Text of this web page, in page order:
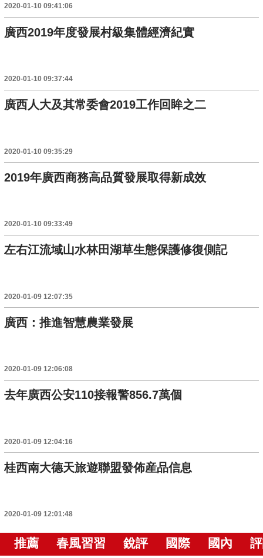
2020-01-10 09:41:06
廣西2019年度發展村級集體經濟紀實
2020-01-10 09:37:44
廣西人大及其常委會2019工作回眸之二
2020-01-10 09:35:29
2019年廣西商務高品質發展取得新成效
2020-01-10 09:33:49
左右江流域山水林田湖草生態保護修復側記
2020-01-09 12:07:35
廣西：推進智慧農業發展
2020-01-09 12:06:08
去年廣西公安110接報警856.7萬個
2020-01-09 12:04:16
桂西南大德天旅遊聯盟發佈産品信息
2020-01-09 12:01:48
推薦 春風習習 銳評 國際 國內